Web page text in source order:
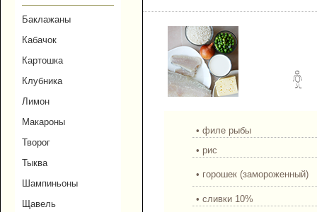
Баклажаны
Кабачок
Картошка
Клубника
Лимон
Макароны
Творог
Тыква
Шампиньоны
Щавель
• филе рыбы
• рис
• горошек (замороженный)
• сливки 10%